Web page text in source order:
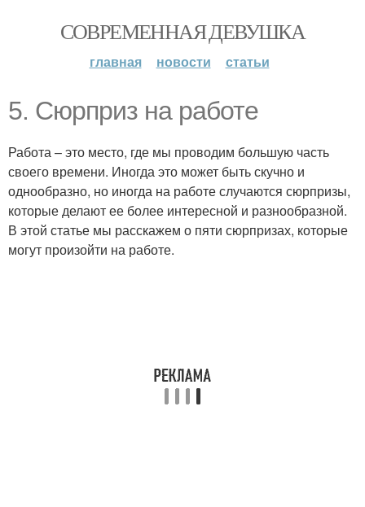
СОВРЕМЕННАЯ ДЕВУШКА
главная новости статьи
5. Сюрприз на работе
Работа – это место, где мы проводим большую часть
своего времени. Иногда это может быть скучно и
однообразно, но иногда на работе случаются сюрпризы,
которые делают ее более интересной и разнообразной.
В этой статье мы расскажем о пяти сюрпризах, которые
могут произойти на работе.